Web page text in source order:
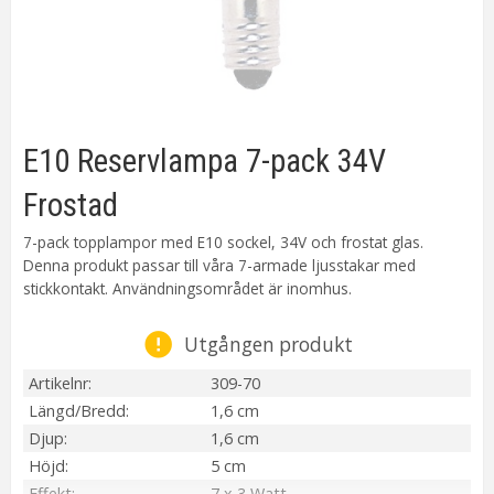
E10 Reservlampa 7-pack 34V
Frostad
7-pack topplampor med E10 sockel, 34V och frostat glas.
Denna produkt passar till våra 7-armade ljusstakar med
stickkontakt. Användningsområdet är inomhus.
Utgången produkt
Artikelnr
309-70
Längd/Bredd
1,6 cm
Djup
1,6 cm
Höjd
5 cm